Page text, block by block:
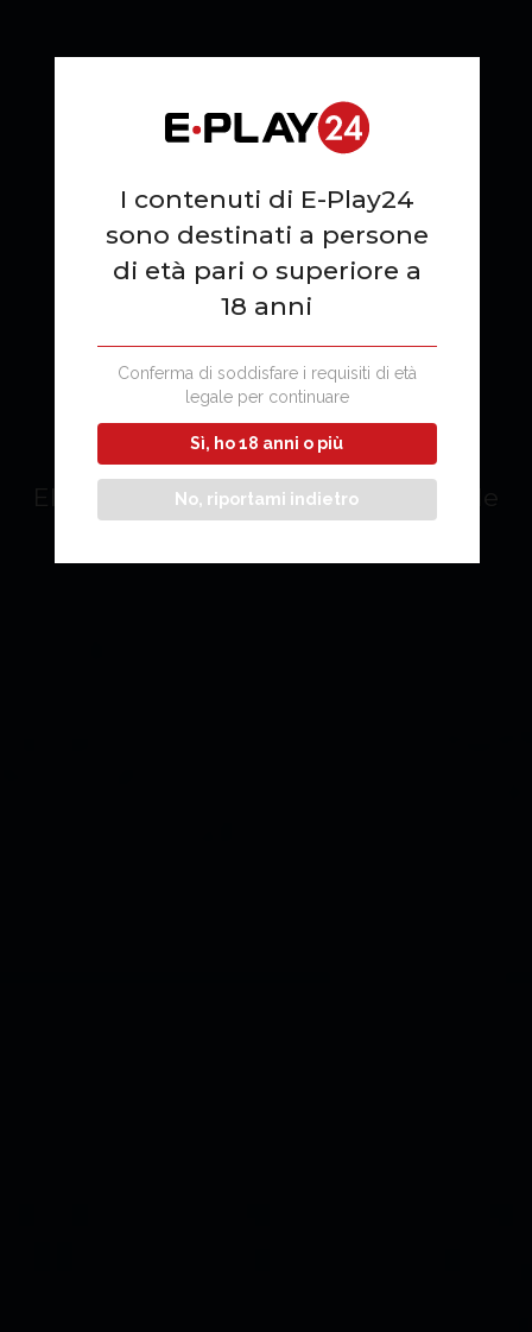
LOTERÍA
El juego más popular y tradicional de
Italia ofrecido en modo online.
I contenuti di E-Play24
sono destinati a persone
di età pari o superiore a
18 anni
Conferma di soddisfare i requisiti di età
legale per continuare
Sì, ho 18 anni o più
No, riportami indietro